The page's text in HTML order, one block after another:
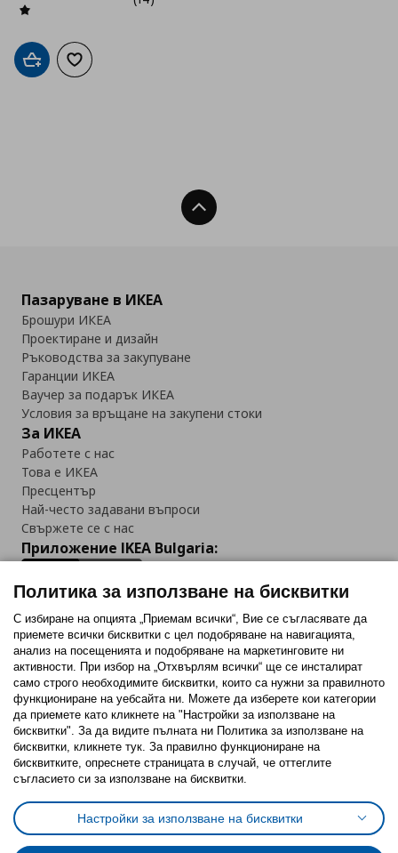
Добави в кошницата
Добави към списъка с любими
Нагоре
Пазаруване в ИКЕА
Брошури ИКЕА
Проектиране и дизайн
Ръководства за закупуване
Гаранции ИКЕА
Ваучер за подарък ИКЕА
Условия за връщане на закупени стоки
За ИКЕА
Работете с нас
Това е ИКЕА
Пресцентър
Най-често задавани въпроси
Свържете се с нас
Приложение IKEA Bulgaria:
Последвайте ни:
FacebookTwitterYoutubePinterestInstagram
Политика за използване на бисквитки (Cookies)
Избор на настройки за използване на бисквитки
Условия за ползване на ikea.bgОбща политика за личните данни
Политика за защита на личните данни на ikea.bg
Политика за използване на бисквитки
С избиране на опцията „Приемам всички“, Вие се съгласявате да
приемете всички бисквитки с цел подобряване на навигацията,
анализ на посещенията и подобряване на маркетинговите ни
активности. При избор на „Отхвърлям всички“ ще се инсталират
само строго необходимитe бисквитки, които са нужни за правилното
функциониране на уебсайта ни. Можете да изберете кои категории
да приемете като кликнете на "Настройки за използване на
бисквитки". За да видите пълната ни Политика за използване на
бисквитки, кликнете тук. За правилно функциониране на
бисквитките, опреснете страницата в случай, че оттеглите
съгласието си за използване на бисквитки.
Настройки за използване на бисквитки